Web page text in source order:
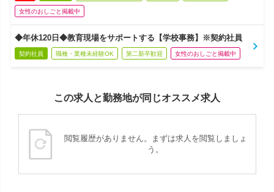
女性のおしごと掲載中
◆年休120日◆教育現場をサポートする【学校事務】※契約社員
契約社員 職種・業種未経験OK 第二新卒歓迎 女性のおしごと掲載中
この求人と勤務地が同じオススメ求人
閲覧履歴がありません。まずは求人を閲覧しましょ
う。